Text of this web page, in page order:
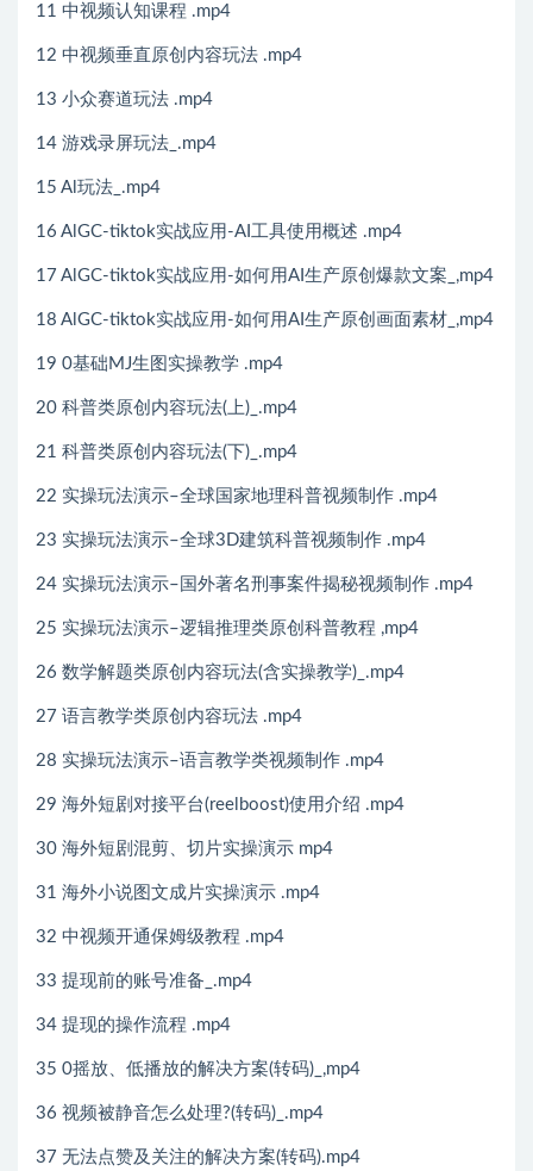
11 中视频认知课程 .mp4
12 中视频垂直原创内容玩法 .mp4
13 小众赛道玩法 .mp4
14 游戏录屏玩法_.mp4
15 Al玩法_.mp4
16 AlGC-tiktok实战应用-AI工具使用概述 .mp4
17 AlGC-tiktok实战应用-如何用AI生产原创爆款文案_,mp4
18 AlGC-tiktok实战应用-如何用AI生产原创画面素材_,mp4
19 0基础MJ生图实操教学 .mp4
20 科普类原创内容玩法(上)_.mp4
21 科普类原创内容玩法(下)_.mp4
22 实操玩法演示–全球国家地理科普视频制作 .mp4
23 实操玩法演示–全球3D建筑科普视频制作 .mp4
24 实操玩法演示–国外著名刑事案件揭秘视频制作 .mp4
25 实操玩法演示–逻辑推理类原创科普教程 ,mp4
26 数学解题类原创内容玩法(含实操教学)_.mp4
27 语言教学类原创内容玩法 .mp4
28 实操玩法演示–语言教学类视频制作 .mp4
29 海外短剧对接平台(reelboost)使用介绍 .mp4
30 海外短剧混剪、切片实操演示 mp4
31 海外小说图文成片实操演示 .mp4
32 中视频开通保姆级教程 .mp4
33 提现前的账号准备_.mp4
34 提现的操作流程 .mp4
35 0摇放、低播放的解决方案(转码)_,mp4
36 视频被静音怎么处理?(转码)_.mp4
37 无法点赞及关注的解决方案(转码).mp4